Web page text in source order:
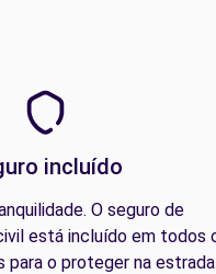
incluído
O seguro de
está incluído em todos
para o proteger na